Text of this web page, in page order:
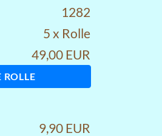
1282
5 x Rolle
49,00 EUR
ROLLE
9,90 EUR